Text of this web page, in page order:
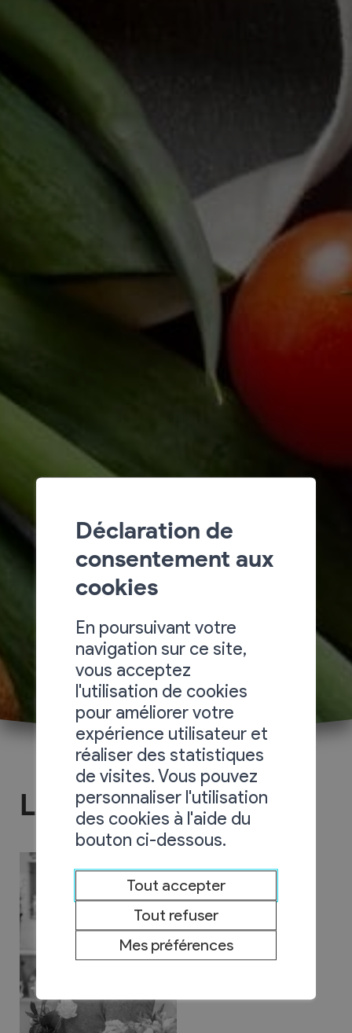
Laeptites fleurs
Déclaration de
consentement aux
cookies
En poursuivant votre
navigation sur ce site,
vous acceptez
l'utilisation de cookies
pour améliorer votre
expérience utilisateur et
réaliser des statistiques
de visites. Vous pouvez
personnaliser l'utilisation
des cookies à l'aide du
bouton ci-dessous.
Tout accepter
Tout refuser
Mes préférences